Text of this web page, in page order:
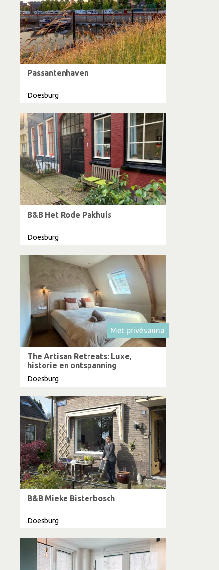
Passantenhaven
Doesburg
B&B Het Rode Pakhuis
Doesburg
Met privésauna
The Artisan Retreats: Luxe,
historie en ontspanning
Doesburg
B&B Mieke Bisterbosch
Doesburg